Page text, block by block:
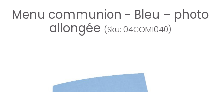
Menu communion - Bleu – photo
allongée (Sku: 04COM1040)